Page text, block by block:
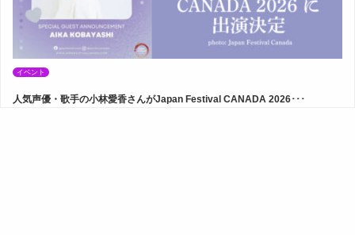
イベント
人気声優・歌手の小林愛香さんがJapan Festival CANADA 2026･･･